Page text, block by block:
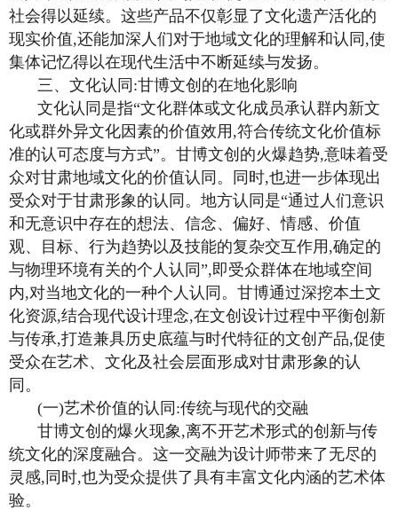
社会得以延续。这些产品不仅彰显了文化遗产活化的
现实价值,还能加深人们对于地域文化的理解和认同,使
集体记忆得以在现代生活中不断延续与发扬。
三、文化认同:甘博文创的在地化影响
文化认同是指“文化群体或文化成员承认群内新文
化或群外异文化因素的价值效用,符合传统文化价值标
准的认可态度与方式”。甘博文创的火爆趋势,意味着受
众对甘肃地域文化的价值认同。同时,也进一步体现出
受众对于甘肃形象的认同。地方认同是“通过人们意识
和无意识中存在的想法、信念、偏好、情感、价值
观、目标、行为趋势以及技能的复杂交互作用,确定的
与物理环境有关的个人认同”,即受众群体在地域空间
内,对当地文化的一种个人认同。甘博通过深挖本土文
化资源,结合现代设计理念,在文创设计过程中平衡创新
与传承,打造兼具历史底蕴与时代特征的文创产品,促使
受众在艺术、文化及社会层面形成对甘肃形象的认
同。
(一)艺术价值的认同:传统与现代的交融
甘博文创的爆火现象,离不开艺术形式的创新与传
统文化的深度融合。这一交融为设计师带来了无尽的
灵感,同时,也为受众提供了具有丰富文化内涵的艺术体
验。